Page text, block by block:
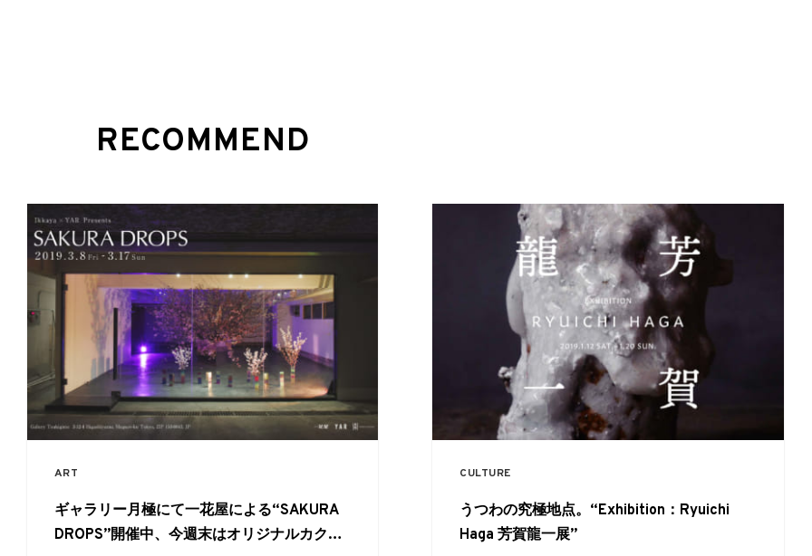
RECOMMEND
ART
ギャラリー月極にて一花屋による“SAKURA
DROPS”開催中、今週末はオリジナルカクテ
CULTURE
うつわの究極地点。“Exhibition：Ryuichi
Haga 芳賀龍一展”